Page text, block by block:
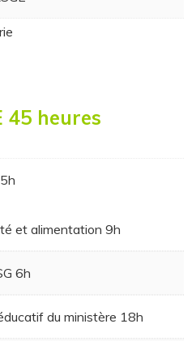
45 heures
et alimentation 9h
6h
du ministère 18h